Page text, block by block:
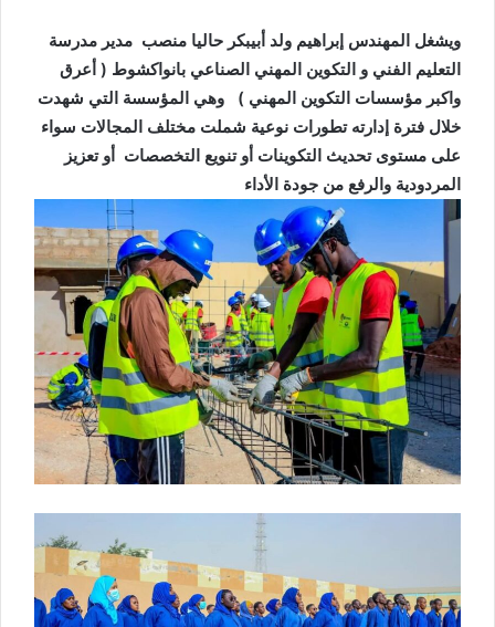
ويشغل المهندس إبراهيم ولد أبيبكر حاليا منصب مدير مدرسة
التعليم الفني و التكوين المهني الصناعي بانواكشوط ( أعرق
واكبر مؤسسات التكوين المهني )
وهي المؤسسة التي شهدت
خلال فترة إدارته تطورات نوعية شملت مختلف المجالات سواء
على مستوى تحديث التكوينات أو تنويع التخصصات أو تعزيز
المردودية والرفع من جودة الأداء